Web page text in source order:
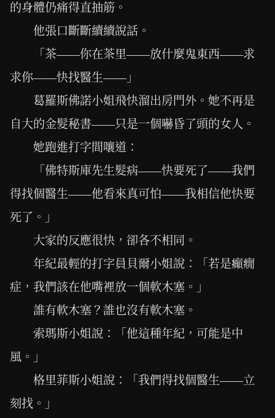
的身體仍痛得直抽筋。
他張口斷斷續續說話。
「茶——你在茶里——放什麼鬼東西——求
求你——快找醫生——」
葛羅斯佛諾小姐飛快溜出房門外。她不再是
自大的金髮秘書——只是一個嚇昏了頭的女人。
她跑進打字間嚷道：
「佛特斯庫先生髮病——快要死了——我們
得找個醫生——他看來真可怕——我相信他快要
死了。」
大家的反應很快，卻各不相同。
年紀最輕的打字員貝爾小姐說：「若是癲癇
症，我們該在他嘴裡放一個軟木塞。」
誰有軟木塞？誰也沒有軟木塞。
索瑪斯小姐說：「他這種年紀，可能是中
風。」
格里菲斯小姐說：「我們得找個醫生——立
刻找。」